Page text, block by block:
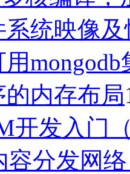
统映像
用
内存布局
开发入门
容分发网